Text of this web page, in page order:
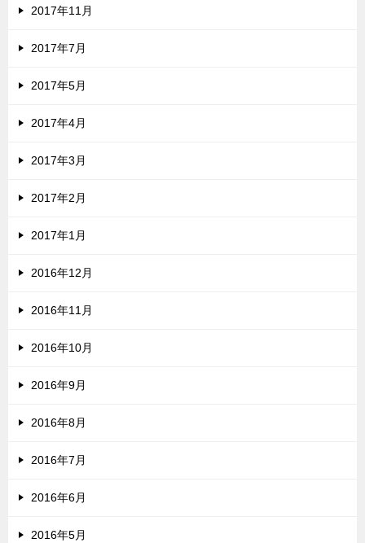
2017年11月
2017年7月
2017年5月
2017年4月
2017年3月
2017年2月
2017年1月
2016年12月
2016年11月
2016年10月
2016年9月
2016年8月
2016年7月
2016年6月
2016年5月